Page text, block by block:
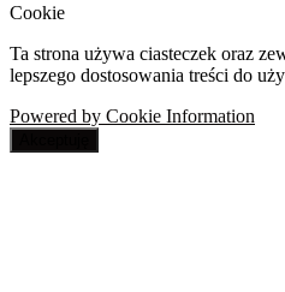
Cookie
Ta strona używa ciasteczek oraz
lepszego dostosowania treści do
Powered by Cookie Information